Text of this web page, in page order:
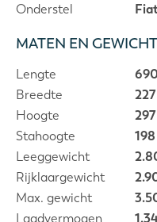
Onderstel
MATEN EN
Lengte
Breedte
Hoogte
Stahoogte
Leeggewicht
Rijklaargewicht
Max. gewicht
Laadvermogen